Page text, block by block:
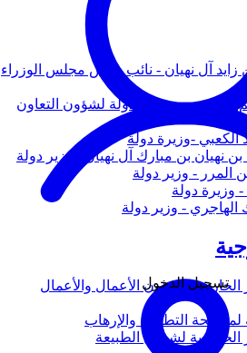
زايد آل نهيان - نائب رئيس مجلس الوزراء
الهاشمي - وزيرة دولة لشؤون التعاون
-وزيرة دولة
نهيان بن مبارك آل نهيان - وزير دولة
المرر - وزير دولة
وزيرة دولة
- وزير دولة
الخارجية لشؤون الأعمال والأعمال
لمكافحة التطرف والإرهاب
الخارجية لشؤون الطبيعة
تسجيل الدخول